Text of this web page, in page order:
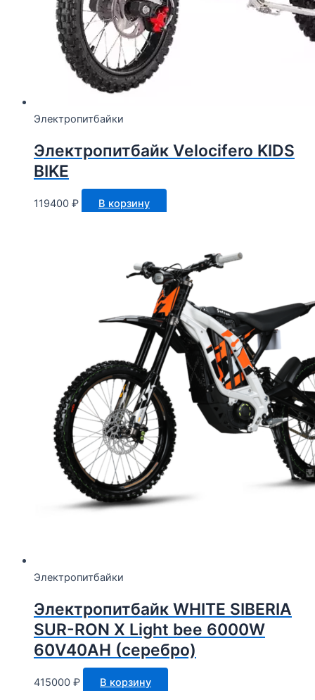
Электропитбайки
Электропитбайк Velocifero KIDS
BIKE
119400 ₽ В корзину
Электропитбайки
Электропитбайк WHITE SIBERIA
SUR-RON X Light bee 6000W
60V40AH (серебро)
415000 ₽ В корзину